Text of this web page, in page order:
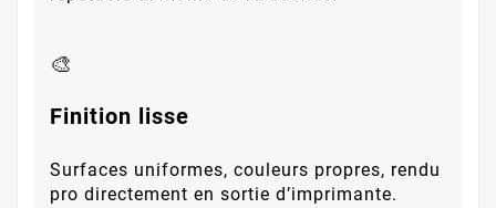
🎨
Finition lisse
Surfaces uniformes, couleurs propres, rendu
pro directement en sortie d’imprimante.